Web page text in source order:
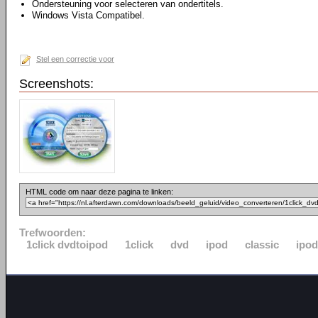
Ondersteuning voor selecteren van ondertitels.
Windows Vista Compatibel.
Stel een correctie voor
Screenshots:
HTML code om naar deze pagina te linken:
Trefwoorden:
1click dvdtoipod
1click dvd ipod classic